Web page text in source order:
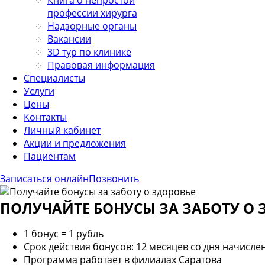
профессии хирурга
Надзорные органы
Вакансии
3D тур по клинике
Правовая информация
Специалисты
Услуги
Цены
Контакты
Личный кабинет
Акции и предложения
Пациентам
Записаться онлайнПозвонить
ПОЛУЧАЙТЕ БОНУСЫ ЗА ЗАБОТУ О
1 бонус = 1 рубль
Срок действия бонусов: 12 месяцев со дня
Программа работает в филиалах Саратова